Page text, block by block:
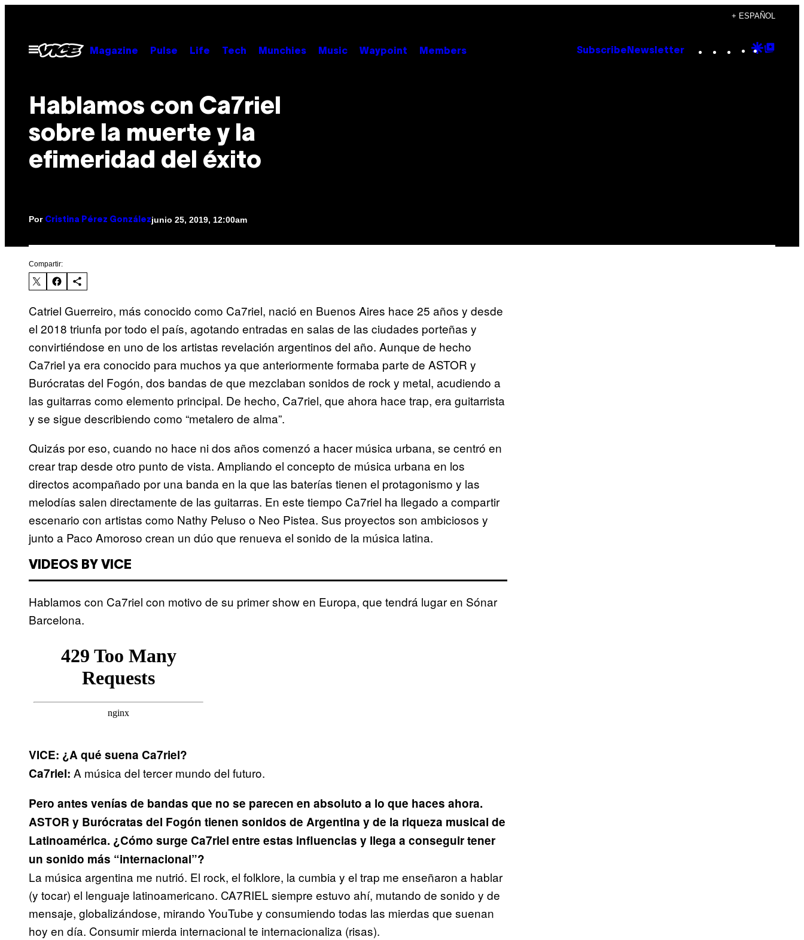
contenido
+ ESPAÑOL
Abrir
Menú
Magazine Pulse Life Tech Munchies Music Waypoint Members Subscribe Newsletter Instagram
TikTok
YouTube
Google
Hablamos con Ca7riel
sobre la muerte y la
efimeridad del éxito
Por Cristina Pérez Gonzálezjunio 25, 2019, 12:00am
Compartir:
Catriel Guerreiro, más conocido como Ca7riel, nació en Buenos Aires hace 25 años y desde
el 2018 triunfa por todo el país, agotando entradas en salas de las ciudades porteñas y
convirtiéndose en uno de los artistas revelación argentinos del año. Aunque de hecho
Ca7riel ya era conocido para muchos ya que anteriormente formaba parte de ASTOR y
Burócratas del Fogón, dos bandas de que mezclaban sonidos de rock y metal, acudiendo a
las guitarras como elemento principal. De hecho, Ca7riel, que ahora hace trap, era guitarrista
y se sigue describiendo como “metalero de alma”.
Quizás por eso, cuando no hace ni dos años comenzó a hacer música urbana, se centró en
crear trap desde otro punto de vista. Ampliando el concepto de música urbana en los
directos acompañado por una banda en la que las baterías tienen el protagonismo y las
melodías salen directamente de las guitarras. En este tiempo Ca7riel ha llegado a compartir
escenario con artistas como Nathy Peluso o Neo Pistea. Sus proyectos son ambiciosos y
junto a Paco Amoroso crean un dúo que renueva el sonido de la música latina.
VIDEOS BY VICE
Hablamos con Ca7riel con motivo de su primer show en Europa, que tendrá lugar en Sónar
Barcelona.
VICE: ¿A qué suena Ca7riel?
Ca7riel: A música del tercer mundo del futuro.
Pero antes venías de bandas que no se parecen en absoluto a lo que haces ahora.
ASTOR y Burócratas del Fogón tienen sonidos de Argentina y de la riqueza musical de
Latinoamérica. ¿Cómo surge Ca7riel entre estas influencias y llega a conseguir tener
un sonido más “internacional”?
La música argentina me nutrió. El rock, el folklore, la cumbia y el trap me enseñaron a hablar
(y tocar) el lenguaje latinoamericano. CA7RIEL siempre estuvo ahí, mutando de sonido y de
mensaje, globalizándose, mirando YouTube y consumiendo todas las mierdas que suenan
hoy en día. Consumir mierda internacional te internacionaliza (risas).